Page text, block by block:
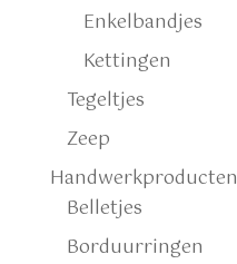
Enkelbandjes
Kettingen
Tegeltjes
Zeep
Handwerkproducten
Belletjes
Borduurringen